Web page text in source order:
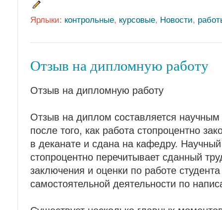
Ярлыки: контрольные, курсовые, Новости,
Отзыв на дипломную работу
Отзыв на дипломную работу
Отзыв на диплом составляется
после того, как работа стопроцентно
в деканате и сдана на кафедру.
стопроцентно перечитывает сданный
заключения и оценки по работе
самостоятельной деятельности по